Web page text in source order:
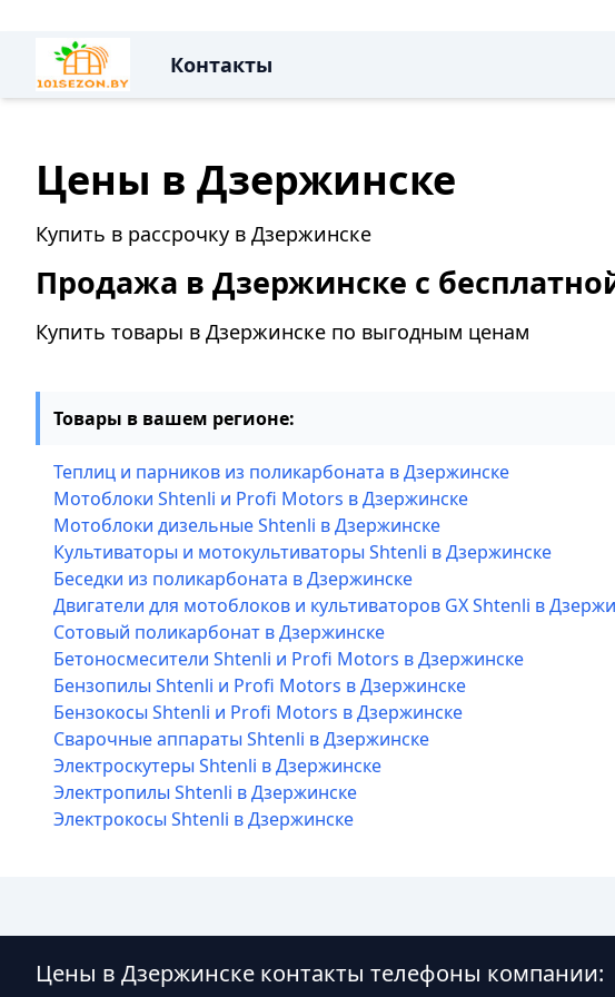
Контакты
Цены в Дзержинске
Купить в рассрочку в Дзержинске
Продажа в Дзержинске с
Купить товары в Дзержинске по выгодным ценам
Товары в вашем регионе:
Теплиц и парников из поликарбоната в Дзержинске
Мотоблоки Shtenli и Profi Motors в Дзержинске
Мотоблоки дизельные Shtenli в Дзержинске
Культиваторы и мотокультиваторы Shtenli в Дзержинске
Беседки из поликарбоната в Дзержинске
Двигатели для мотоблоков и культиваторов GX Shtenli в
Сотовый поликарбонат в Дзержинске
Бетоносмесители Shtenli и Profi Motors в Дзержинске
Бензопилы Shtenli и Profi Motors в Дзержинске
Бензокосы Shtenli и Profi Motors в Дзержинске
Сварочные аппараты Shtenli в Дзержинске
Электроскутеры Shtenli в Дзержинске
Электропилы Shtenli в Дзержинске
Электрокосы Shtenli в Дзержинске
Цены в Дзержинске контакты телефоны компании: